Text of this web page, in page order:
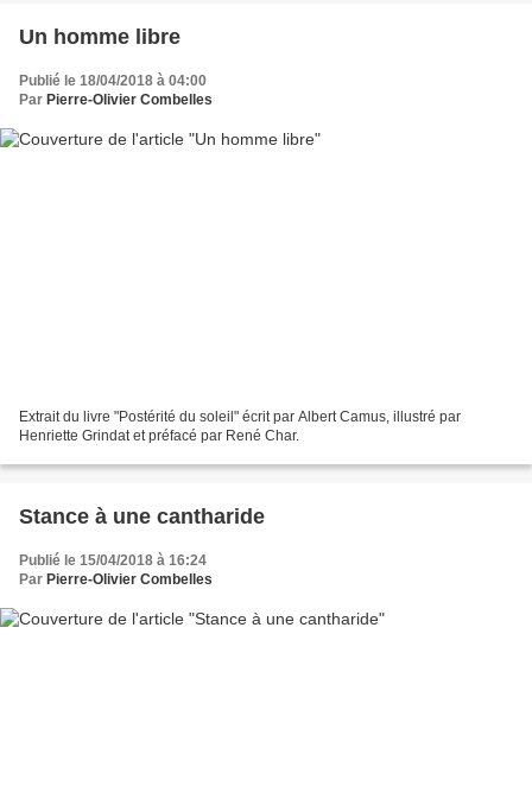
Un homme libre
Publié le 18/04/2018 à 04:00
Par Pierre-Olivier Combelles
Extrait du livre "Postérité du soleil" écrit par Albert Camus, illustré par
Henriette Grindat et préfacé par René Char.
Stance à une cantharide
Publié le 15/04/2018 à 16:24
Par Pierre-Olivier Combelles